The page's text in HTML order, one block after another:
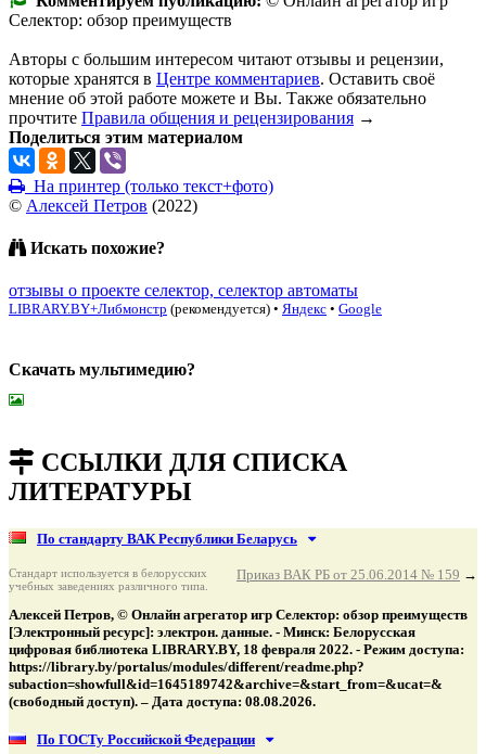
Селектор: обзор преимуществ
Авторы с большим интересом читают отзывы и рецензии,
которые хранятся в Центре комментариев. Оставить своё
мнение об этой работе можете и Вы. Также обязательно
прочтите Правила общения и рецензирования →
Поделиться этим материалом
На принтер (только текст+фото)
© Алексей Петров (2022)
Искать похожие?
отзывы о проекте селектор, селектор автоматы
LIBRARY.BY+Либмонстр (рекомендуется) • Яндекс • Google
Скачать мультимедию?
ССЫЛКИ ДЛЯ СПИСКА
ЛИТЕРАТУРЫ
По стандарту ВАК Республики Беларусь
Приказ ВАК РБ от 25.06.2014 № 159 →
Стандарт используется в белорусских
учебных заведениях различного типа.
Алексей Петров, © Онлайн агрегатор игр Селектор: обзор преимуществ
[Электронный ресурс]: электрон. данные. - Минск: Белорусская
цифровая библиотека LIBRARY.BY, 18 февраля 2022. - Режим доступа:
https://library.by/portalus/modules/different/readme.php?
subaction=showfull&id=1645189742&archive=&start_from=&ucat=&
(свободный доступ). – Дата доступа: 08.08.2026.
По ГОСТу Российской Федерации